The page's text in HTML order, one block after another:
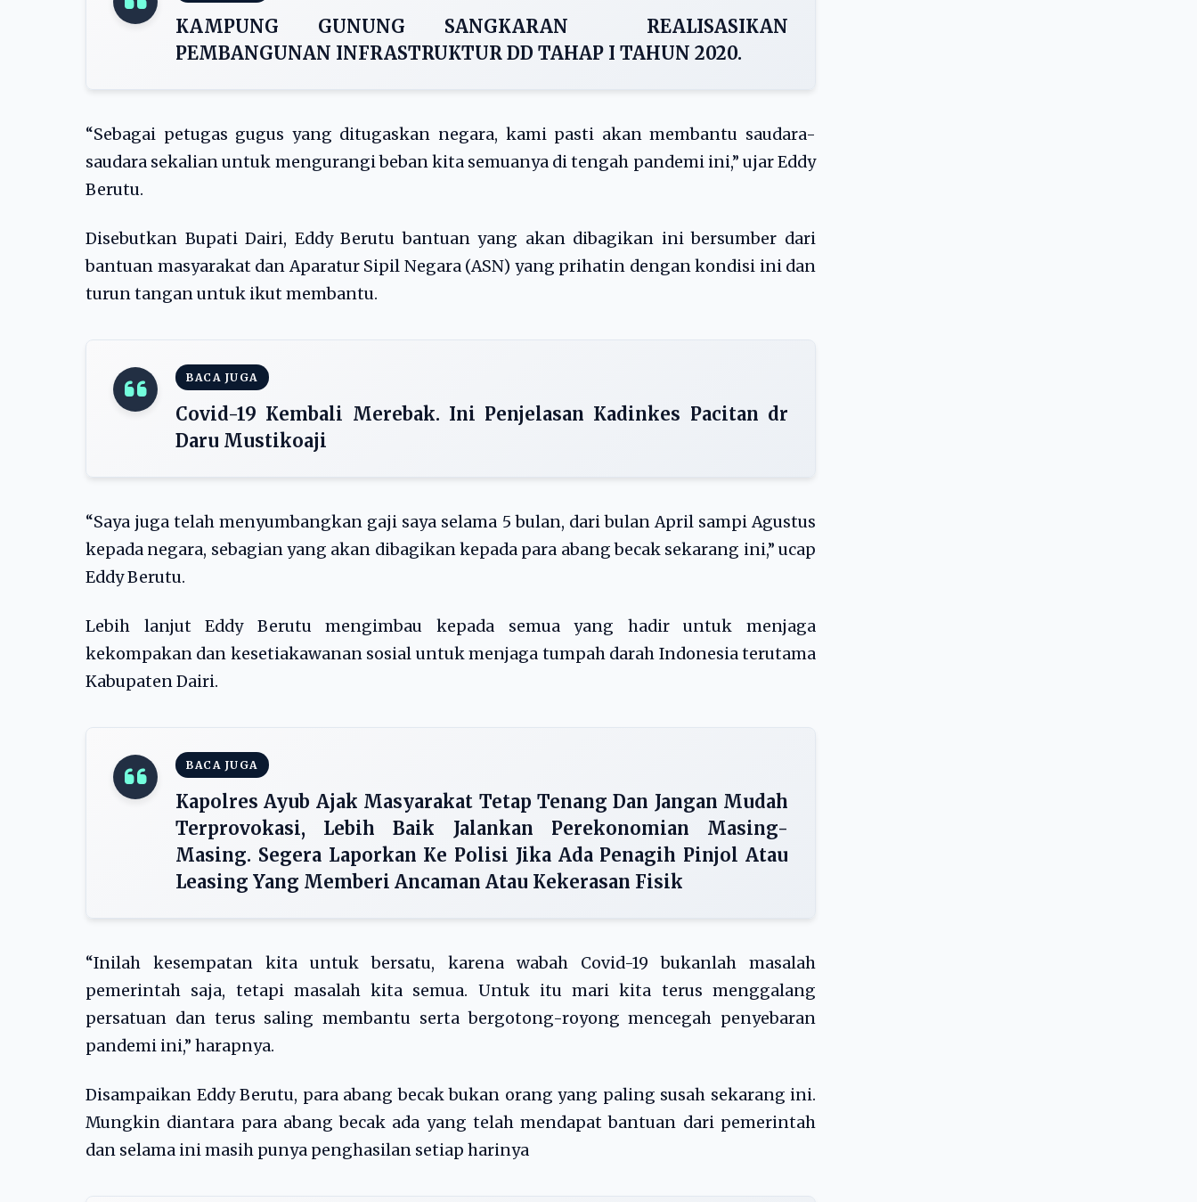
KAMPUNG GUNUNG SANGKARAN REALISASIKAN
PEMBANGUNAN INFRASTRUKTUR DD TAHAP I TAHUN 2020.
“Sebagai petugas gugus yang ditugaskan negara, kami pasti akan membantu saudara-
saudara sekalian untuk mengurangi beban kita semuanya di tengah pandemi ini,” ujar Eddy
Berutu.
Disebutkan Bupati Dairi, Eddy Berutu bantuan yang akan dibagikan ini bersumber dari
bantuan masyarakat dan Aparatur Sipil Negara (ASN) yang prihatin dengan kondisi ini dan
turun tangan untuk ikut membantu.
BACA JUGA
Covid-19 Kembali Merebak. Ini Penjelasan Kadinkes Pacitan dr
Daru Mustikoaji
“Saya juga telah menyumbangkan gaji saya selama 5 bulan, dari bulan April sampi Agustus
kepada negara, sebagian yang akan dibagikan kepada para abang becak sekarang ini,” ucap
Eddy Berutu.
Lebih lanjut Eddy Berutu mengimbau kepada semua yang hadir untuk menjaga
kekompakan dan kesetiakawanan sosial untuk menjaga tumpah darah Indonesia terutama
Kabupaten Dairi.
BACA JUGA
Kapolres Ayub Ajak Masyarakat Tetap Tenang Dan Jangan Mudah
Terprovokasi, Lebih Baik Jalankan Perekonomian Masing-
Masing. Segera Laporkan Ke Polisi Jika Ada Penagih Pinjol Atau
Leasing Yang Memberi Ancaman Atau Kekerasan Fisik
“Inilah kesempatan kita untuk bersatu, karena wabah Covid-19 bukanlah masalah
pemerintah saja, tetapi masalah kita semua. Untuk itu mari kita terus menggalang
persatuan dan terus saling membantu serta bergotong-royong mencegah penyebaran
pandemi ini,” harapnya.
Disampaikan Eddy Berutu, para abang becak bukan orang yang paling susah sekarang ini.
Mungkin diantara para abang becak ada yang telah mendapat bantuan dari pemerintah
dan selama ini masih punya penghasilan setiap harinya